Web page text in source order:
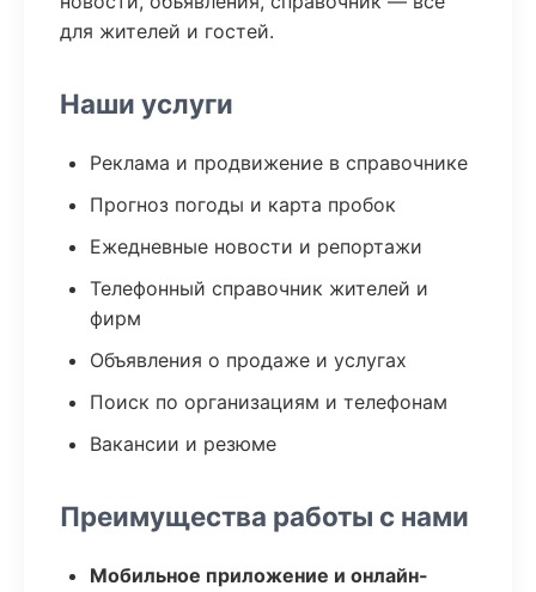
для жителей и гостей.
Наши услуги
Реклама и продвижение в справочнике
Прогноз погоды и карта пробок
Ежедневные новости и репортажи
Телефонный справочник жителей и
фирм
Объявления о продаже и услугах
Поиск по организациям и телефонам
Вакансии и резюме
Преимущества работы с нами
Мобильное приложение и онлайн-